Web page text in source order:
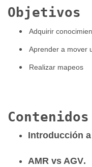
Objetivos
Adquirir
Aprender a mover
Realizar mapeos
Contenidos
Introducción
AMR vs AGV.